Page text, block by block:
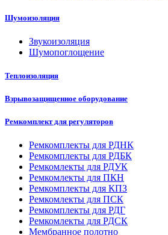
Шумоизоляция
Звукоизоляция
Шумопоглощение
Теплоизоляция
Взрывозащищенное оборудование
Ремкомплект для регуляторов
Ремкомплекты для РДНК
Ремкомплекты для РДБК
Ремкомлекты для РДУК
Ремкомлекты для ПКН
Ремкомплекты для КПЗ
Ремкомлекты для ПСК
Ремкомплекты для РДГ
Ремкомлекты для РДСК
Мембранное полотно